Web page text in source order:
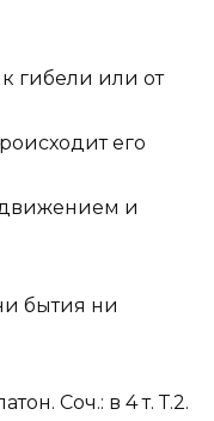
гибели или от
его
и
бытия ни
Соч.: в 4 т. Т.2.